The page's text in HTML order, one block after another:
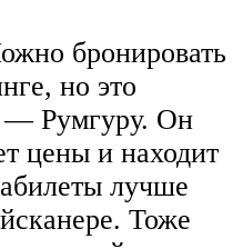
бронировать
но это
— Румгуру. Он
цены и находит
лучше
Тоже